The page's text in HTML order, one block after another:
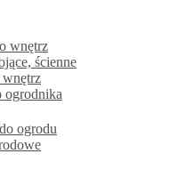
wnętrz
ścienne
ogrodnika
ogrodu